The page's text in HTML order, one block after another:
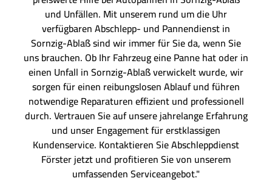
und Unfällen. Mit unserem rund um die Uhr
verfügbaren Abschlepp- und Pannendienst in
Sornzig-Ablaß sind wir immer für Sie da, wenn Sie
uns brauchen. Ob Ihr Fahrzeug eine Panne hat oder in
einen Unfall in Sornzig-Ablaß verwickelt wurde, wir
sorgen für einen reibungslosen Ablauf und führen
notwendige Reparaturen effizient und professionell
durch. Vertrauen Sie auf unsere jahrelange Erfahrung
und unser Engagement für erstklassigen
Kundenservice. Kontaktieren Sie Abschleppdienst
Förster jetzt und profitieren Sie von unserem
umfassenden Serviceangebot."